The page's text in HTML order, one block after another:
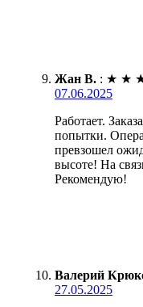
Жан В. : ★ ★
07.06.2025
Работает.
попытки.
превзошел
высоте! На
Рекомендую!
Валерий
27.05.2025